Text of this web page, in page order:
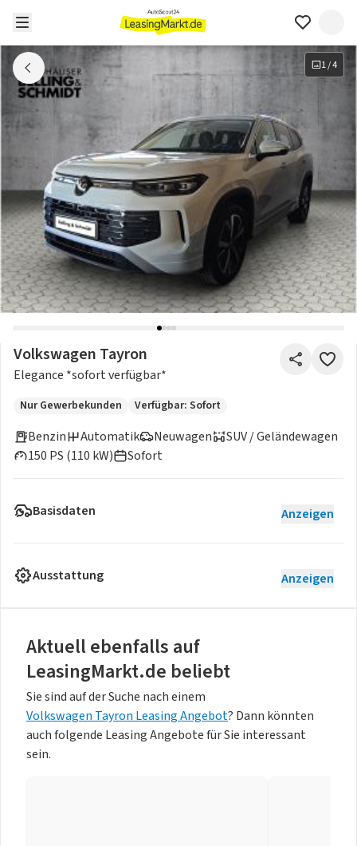
1/4
Volkswagen Tayron
Elegance *sofort verfügbar*
Nur Gewerbekunden Verfügbar: Sofort
Benzin
Neuwagen
150 PS (110 kW)
Automatik
SUV / Geländewagen
Sofort
Basisdaten Anzeigen
Ausstattung Anzeigen
Aktuell ebenfalls auf
LeasingMarkt.de beliebt
Sie sind auf der Suche nach einem
Volkswagen Tayron Leasing Angebot? Dann könnten
auch folgende Leasing Angebote für Sie interessant
sein.